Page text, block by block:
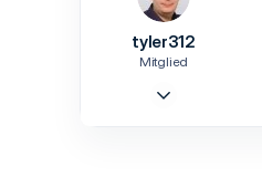
tyler312
Mitglied